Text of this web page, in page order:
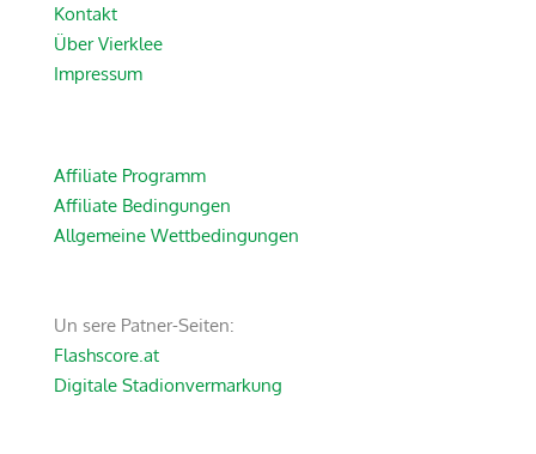
Kontakt
Über Vierklee
Impressum
Affiliate Programm
Affiliate Bedingungen
Allgemeine Wettbedingungen
Un sere Patner-Seiten:
Flashscore.at
Digitale Stadionvermarkung